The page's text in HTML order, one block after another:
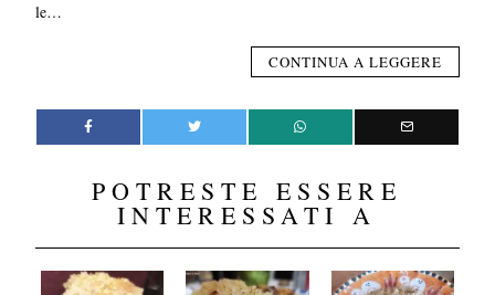
le…
CONTINUA A LEGGERE
POTRESTE ESSERE
INTERESSATI A